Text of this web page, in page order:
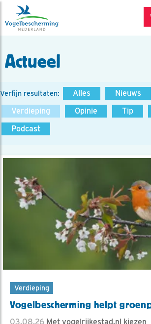
Actueel
Verfijn resultaten: Alles Nieuws
Verdieping
Opinie Tip
Podcast
Verdieping
Vogelbescherming helpt
03.08.26 Met vogelrijkestad.nl kiezen